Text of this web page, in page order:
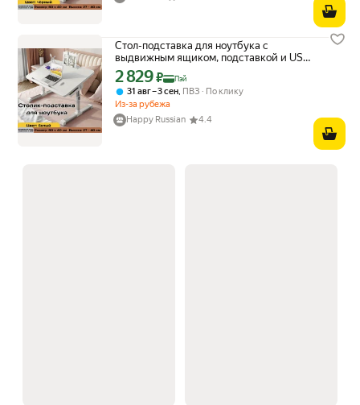
Стол-подставка для ноутбука с
выдвижным ящиком, подставкой и USB,
белый, маленький домашний рабочий
компьютерный столик
Цена с картой Яндекс Пэй 2829 ₽ вместо
2 829₽ Пэй
31 авг – 3 сен, ПВЗ
По клику
Из-за рубежа
Happy Russian
4.4